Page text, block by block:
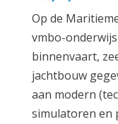
Op de
vmbo-
binnenvaart,
jachtbouw
aan modern
simulatoren en